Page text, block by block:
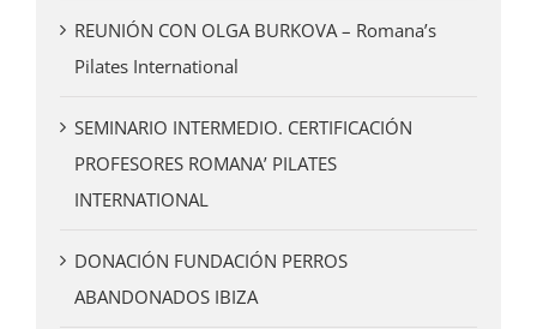
REUNIÓN CON OLGA BURKOVA – Romana’s
Pilates International
SEMINARIO INTERMEDIO. CERTIFICACIÓN
PROFESORES ROMANA’ PILATES
INTERNATIONAL
DONACIÓN FUNDACIÓN PERROS
ABANDONADOS IBIZA